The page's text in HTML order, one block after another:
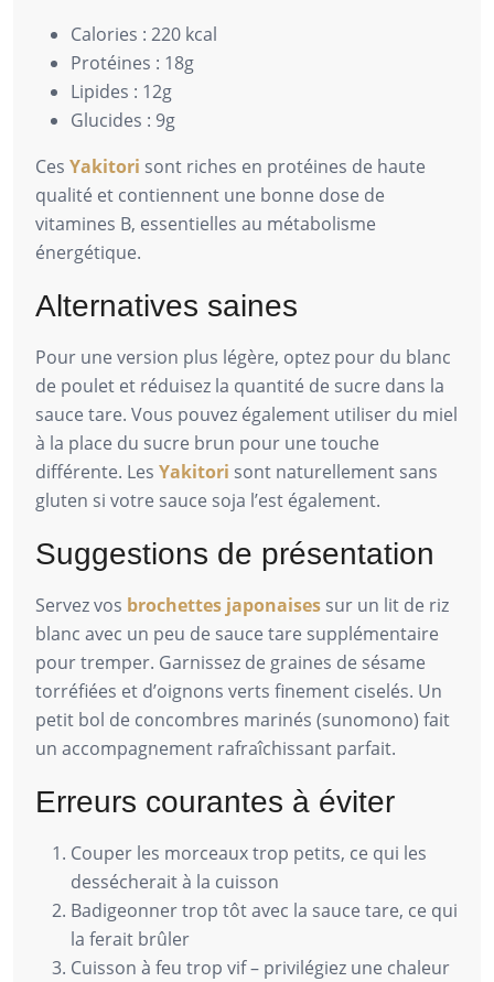
Calories : 220 kcal
Protéines : 18g
Lipides : 12g
Glucides : 9g
Ces Yakitori sont riches en protéines de haute
qualité et contiennent une bonne dose de
vitamines B, essentielles au métabolisme
énergétique.
Alternatives saines
Pour une version plus légère, optez pour du blanc
de poulet et réduisez la quantité de sucre dans la
sauce tare. Vous pouvez également utiliser du miel
à la place du sucre brun pour une touche
différente. Les Yakitori sont naturellement sans
gluten si votre sauce soja l’est également.
Suggestions de présentation
Servez vos brochettes japonaises sur un lit de riz
blanc avec un peu de sauce tare supplémentaire
pour tremper. Garnissez de graines de sésame
torréfiées et d’oignons verts finement ciselés. Un
petit bol de concombres marinés (sunomono) fait
un accompagnement rafraîchissant parfait.
Erreurs courantes à éviter
Couper les morceaux trop petits, ce qui les
dessécherait à la cuisson
Badigeonner trop tôt avec la sauce tare, ce qui
la ferait brûler
Cuisson à feu trop vif – privilégiez une chaleur